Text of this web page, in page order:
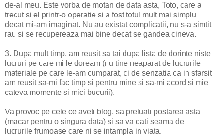
de-al meu. Este vorba de motan de data asta, Toto, care a
trecut si el printr-o operatie si a fost totul mult mai simplu
decat mi-am imaginat. Nu au existat complicatii, nu s-a simtit
rau si se recupereaza mai bine decat se gandea cineva.
3. Dupa mult timp, am reusit sa tai dupa lista de dorinte niste
lucruri pe care mi le doream (nu tine neaparat de lucrurile
materiale pe care le-am cumparat, ci de senzatia ca in sfarsit
am reusit sa-mi fac timp si pentru mine si sa-mi acord si mie
cateva momente si mici bucurii).
Va provoc pe cele ce aveti blog, sa preluati postarea asta
(macar pentru o singura data) si sa va dati seama de
lucrurile frumoase care ni se intampla in viata.